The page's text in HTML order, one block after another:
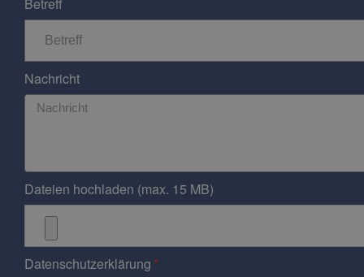
Betreff
Nachricht
Dateien hochladen (max. 15 MB)
Datenschutzerklärung